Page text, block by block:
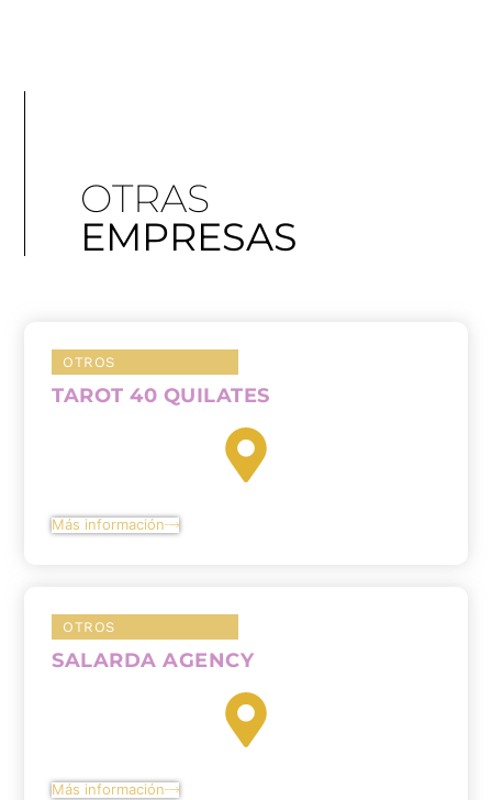
OTRAS
EMPRESAS
OTROS
TAROT 40 QUILATES
Más información
OTROS
SALARDA AGENCY
Más información